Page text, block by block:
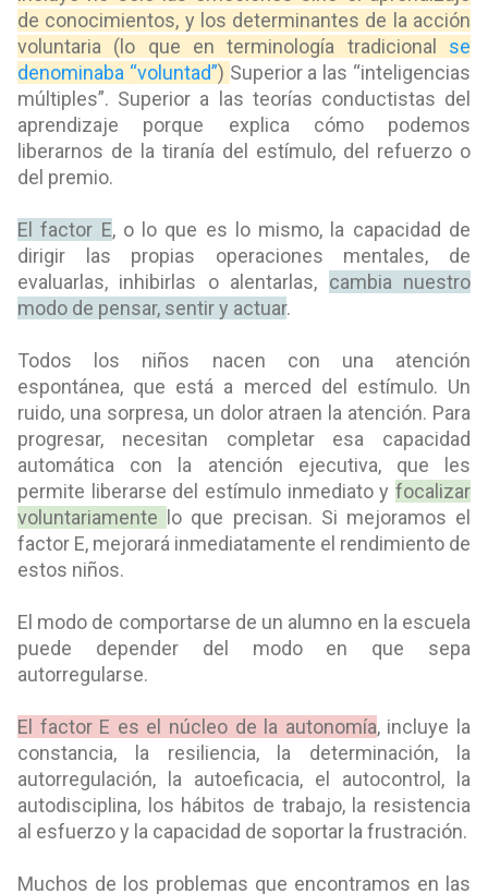
de conocimientos, y los determinantes de la acción
voluntaria (lo que en terminología tradicional se
denominaba “voluntad”) Superior a las “inteligencias
múltiples”. Superior a las teorías conductistas del
aprendizaje porque explica cómo podemos
liberarnos de la tiranía del estímulo, del refuerzo o
del premio.
El factor E, o lo que es lo mismo, la capacidad de
dirigir las propias operaciones mentales, de
evaluarlas, inhibirlas o alentarlas, cambia nuestro
modo de pensar, sentir y actuar.
Todos los niños nacen con una atención
espontánea, que está a merced del estímulo. Un
ruido, una sorpresa, un dolor atraen la atención. Para
progresar, necesitan completar esa capacidad
automática con la atención ejecutiva, que les
permite liberarse del estímulo inmediato y focalizar
voluntariamente lo que precisan. Si mejoramos el
factor E, mejorará inmediatamente el rendimiento de
estos niños.
El modo de comportarse de un alumno en la escuela
puede depender del modo en que sepa
autorregularse.
El factor E es el núcleo de la autonomía, incluye la
constancia, la resiliencia, la determinación, la
autorregulación, la autoeficacia, el autocontrol, la
autodisciplina, los hábitos de trabajo, la resistencia
al esfuerzo y la capacidad de soportar la frustración.
Muchos de los problemas que encontramos en las